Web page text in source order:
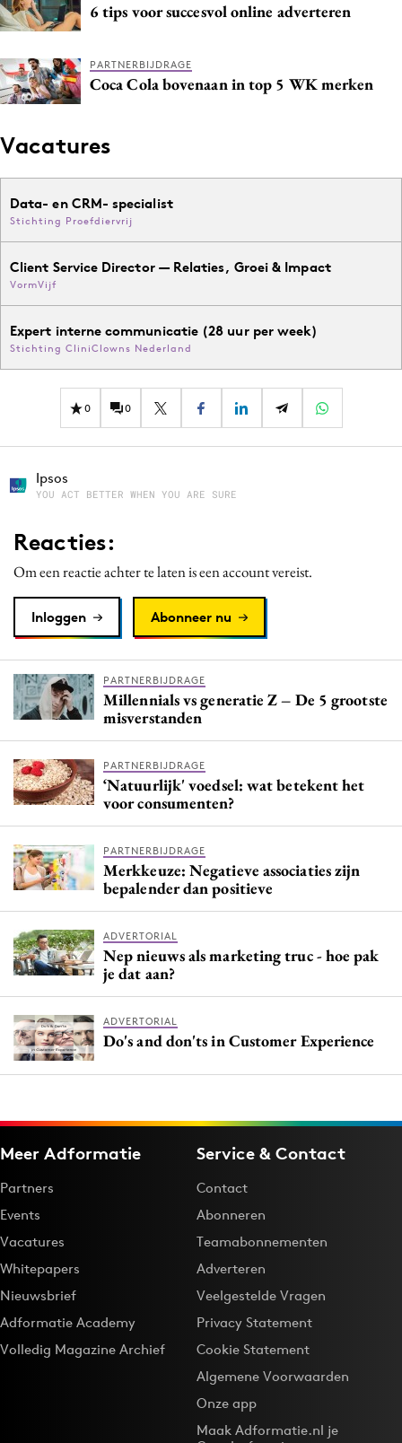
6 tips voor succesvol online adverteren
PARTNERBIJDRAGE
Coca Cola bovenaan in top 5 WK merken
Vacatures
Data- en CRM- specialist
Stichting Proefdiervrij
Client Service Director — Relaties, Groei & Impact
VormVijf
Expert interne communicatie (28 uur per week)
Stichting CliniClowns Nederland
0 0
Ipsos
YOU ACT BETTER WHEN YOU ARE SURE
Reacties:
Om een reactie achter te laten is een account vereist.
Inloggen Abonneer nu
PARTNERBIJDRAGE
Millennials vs generatie Z – De 5 grootste
misverstanden
PARTNERBIJDRAGE
‘Natuurlijk' voedsel: wat betekent het
voor consumenten?
PARTNERBIJDRAGE
Merkkeuze: Negatieve associaties zijn
bepalender dan positieve
ADVERTORIAL
Nep nieuws als marketing truc - hoe pak
je dat aan?
ADVERTORIAL
Do's and don'ts in Customer Experience
Meer Adformatie
Partners
Events
Vacatures
Whitepapers
Nieuwsbrief
Adformatie Academy
Volledig Magazine Archief
Service & Contact
Contact
Abonneren
Teamabonnementen
Adverteren
Veelgestelde Vragen
Privacy Statement
Cookie Statement
Algemene Voorwaarden
Onze app
Maak Adformatie.nl je